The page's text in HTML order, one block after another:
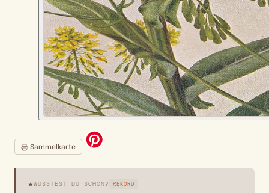
Sammelkarte
★WUSSTEST DU SCHON? REKORD